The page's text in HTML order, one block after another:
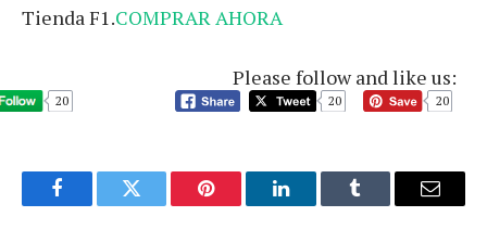
Tienda F1.COMPRAR AHORA
Please follow and like us:
20 20 20
FacebookTwitter Pinterest LinkedInTumblr Email